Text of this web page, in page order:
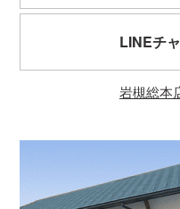
LINEチ
岩槻総本